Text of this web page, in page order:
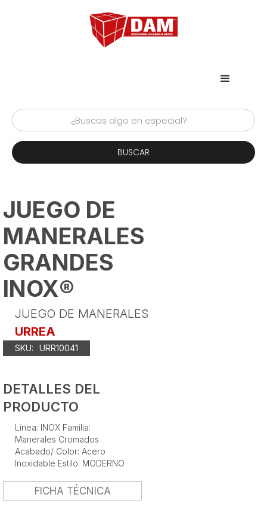
JUEGO DE
MANERALES
GRANDES
INOX®
JUEGO DE MANERALES
URREA
SKU: URR10041
DETALLES DEL
PRODUCTO
Línea: INOX Familia:
Manerales Cromados
Acabado/ Color: Acero
Inoxidable Estilo: MODERNO
FICHA TÉCNICA